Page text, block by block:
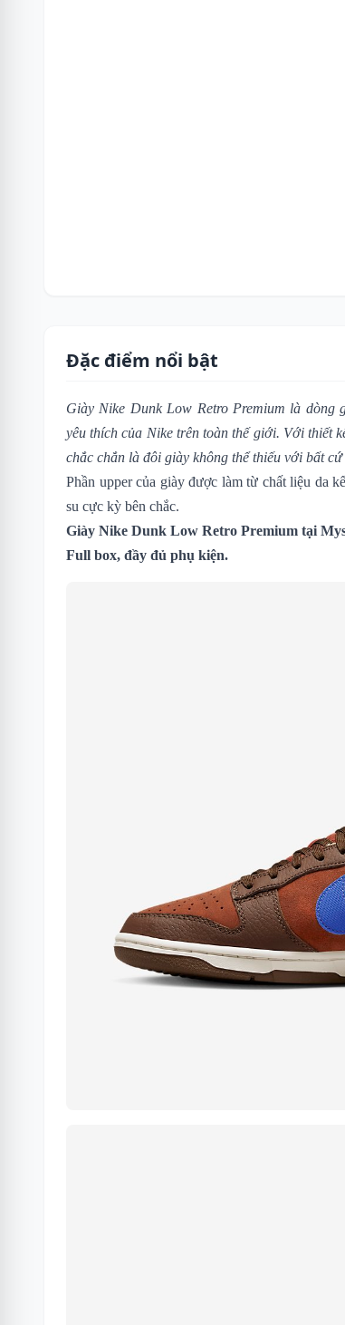
Đặc điểm nổi bật
Giày Nike Dunk Low Retro Premium là dòng
yêu thích của Nike trên toàn thế giới. Với thiết
chắc chắn là đôi giày không thể thiếu với bất cứ
Phần upper của giày được làm từ chất liệu da
su cực kỳ bên chắc.
Giày Nike Dunk Low Retro Premium tại
Full box, đầy đủ phụ kiện.